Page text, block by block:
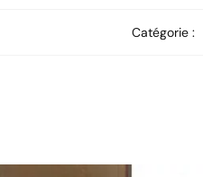
Catégorie :